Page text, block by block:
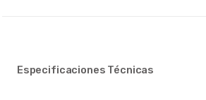
Especificaciones Técnicas